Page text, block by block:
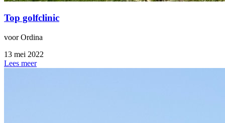
Top golfclinic
voor Ordina
13 mei 2022
Lees meer